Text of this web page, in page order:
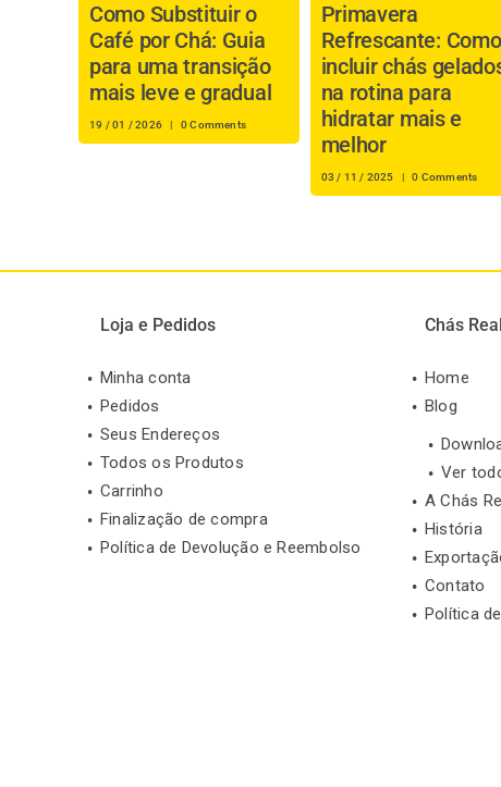
Como Substituir o
Café por Chá: Guia
para uma transição
mais leve e gradual
19 / 01 / 2026 | 0 Comments
Primavera
Refrescante: Como
incluir chás
na rotina para
hidratar mais e
melhor
03 / 11 / 2025 | 0 Comments
Loja e Pedidos
Minha conta
Pedidos
Seus Endereços
Todos os Produtos
Carrinho
Finalização de compra
Política de Devolução e Reembolso
Chás Real
Home
Blog
Ver
A Chás
História
Contato
Política